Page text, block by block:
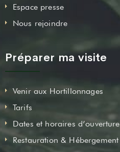
Espace presse
Nous rejoindre
Préparer ma visite
Venir aux Hortillonnages
Tarifs
Dates et horaires d’ouverture
Restauration & Hébergement